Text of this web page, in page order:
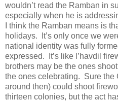
wouldn’t read the Ramban in
especially when he is
I think the Ramban means is
holidays.
It’s only once we
national identity was fully
expressed.
It’s like l’havdil
brothers may be the ones
the ones celebrating. Sure the
around then) could shoot
thirteen colonies, but the act